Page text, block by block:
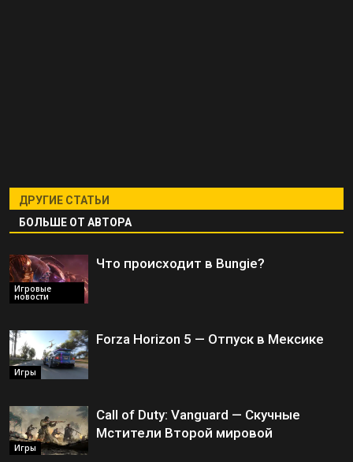
ДРУГИЕ СТАТЬИ
БОЛЬШЕ ОТ АВТОРА
Игровые
новости
Что происходит в Bungie?
Игры
Forza Horizon 5 — Отпуск в Мексике
Игры
Call of Duty: Vanguard — Скучные
Мстители Второй мировой